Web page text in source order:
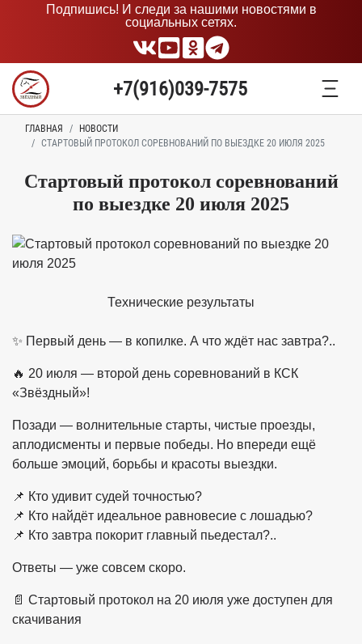
Подпишись! И следи за нашими новостями в
социальных сетях.
+7(916)039-7575
ГЛАВНАЯ
НОВОСТИ
СТАРТОВЫЙ ПРОТОКОЛ СОРЕВНОВАНИЙ ПО ВЫЕЗДКЕ 20 ИЮЛЯ 2025
Стартовый протокол соревнований
по выездке 20 июля 2025
Технические результаты
✨ Первый день — в копилке. А что ждёт нас завтра?..
🔥 20 июля — второй день соревнований в КСК
«Звёздный»!
Позади — волнительные старты, чистые проезды,
аплодисменты и первые победы. Но впереди ещё
больше эмоций, борьбы и красоты выездки.
📌 Кто удивит судей точностью?
📌 Кто найдёт идеальное равновесие с лошадью?
📌 Кто завтра покорит главный пьедестал?..
Ответы — уже совсем скоро.
📄 Стартовый протокол на 20 июля уже доступен для
скачивания